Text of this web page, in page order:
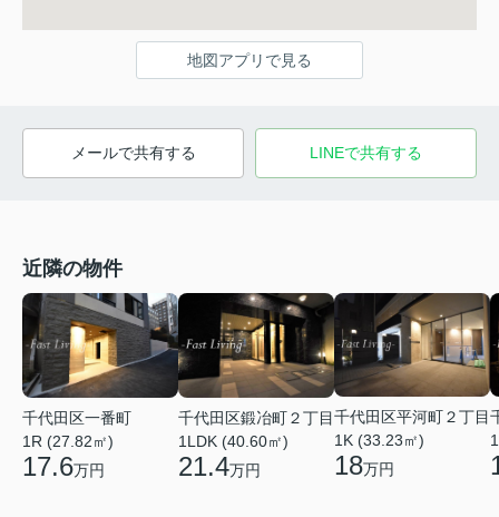
地図アプリで見る
メールで共有する LINEで共有する
近隣の物件
千代田区一番町
1R (27.82㎡)
17.6万円
千代田区鍛冶町２丁目
1LDK (40.60㎡)
21.4万円
千代田区平河町２丁目
1K (33.23㎡)
18万円